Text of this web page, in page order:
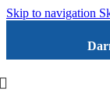
Skip to navigation